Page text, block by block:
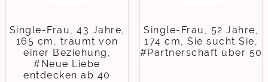
Single-Frau, 43 Jahre,
165 cm, träumt von
einer Beziehung,
#Neue Liebe
entdecken ab 40
Single-Frau, 52 Jahre,
174 cm, Sie sucht Sie,
#Partnerschaft über 50